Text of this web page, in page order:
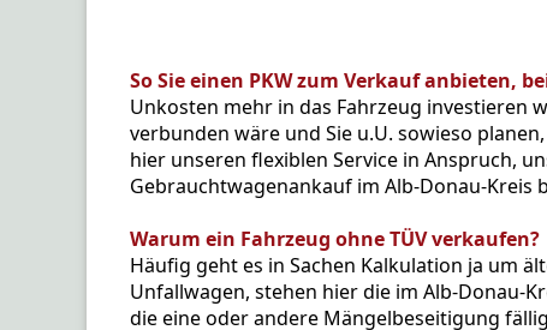
So Sie einen PKW zum Verkauf anbieten,
Unkosten mehr in das Fahrzeug investieren
verbunden wäre und Sie u.U. sowieso
hier unseren flexiblen Service in Anspruch,
Gebrauchtwagenankauf im Alb-Donau-Kreis
Warum ein Fahrzeug ohne TÜV verkaufen?
Häufig geht es in Sachen Kalkulation ja um
Unfallwagen, stehen hier die im Alb-Donau-
die eine oder andere Mängelbeseitigung